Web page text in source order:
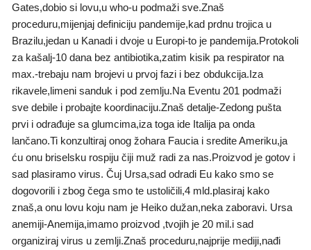
Gates,dobio si lovu,u who-u podmaži sve.Znaš
proceduru,mijenjaj definiciju pandemije,kad prdnu trojica u
Brazilu,jedan u Kanadi i dvoje u Europi-to je pandemija.Protokoli
za kašalj-10 dana bez antibiotika,zatim kisik pa respirator na
max.-trebaju nam brojevi u prvoj fazi i bez obdukcija.Iza
rikavele,limeni sanduk i pod zemlju.Na Eventu 201 podmaži
sve debile i probajte koordinaciju.Znaš detalje-Zedong pušta
prvi i odrađuje sa glumcima,iza toga ide Italija pa onda
lančano.Ti konzultiraj onog žohara Faucia i sredite Ameriku,ja
ću onu briselsku rospiju čiji muž radi za nas.Proizvod je gotov i
sad plasiramo virus. Čuj Ursa,sad odradi Eu kako smo se
dogovorili i zbog čega smo te ustoličili,4 mld.plasiraj kako
znaš,a onu lovu koju nam je Heiko dužan,neka zaboravi. Ursa
anemiji-Anemija,imamo proizvod ,tvojih je 20 mil.i sad
organiziraj virus u zemlji.Znaš proceduru,najprije mediji,nađi